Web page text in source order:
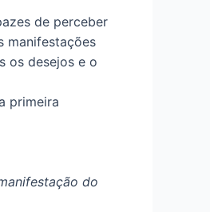
de perceber
manifestações
os desejos e o
primeira
do